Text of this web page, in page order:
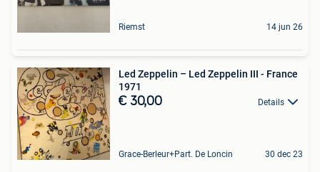
Riemst 14 jun 26
Led Zeppelin – Led Zeppelin III - France
1971
€ 30,00 Details
Grace-Berleur+Part. De Loncin 30 dec 23